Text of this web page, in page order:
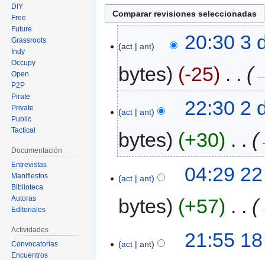
act ant
20:30 3
bytes
-25
act ant
22:30 2
bytes
+30
act ant
04:29
bytes
+57
act ant
21:55
DIY
Free
Future
Grassroots
Indy
Occupy
Open
P2P
Pirate
Private
Public
Tactical
Documentación
Entrevistas
Manifiestos
Biblioteca
Autoras
Editoriales
Actividades
Convocatorias
Encuentros